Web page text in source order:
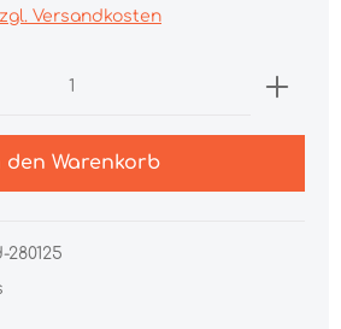
Versandkosten
den Warenkorb
280125